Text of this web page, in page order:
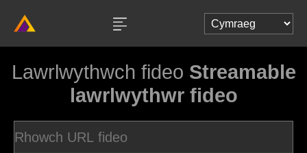
Lawrlwythwch fideo Streamable
lawrlwythwr fideo